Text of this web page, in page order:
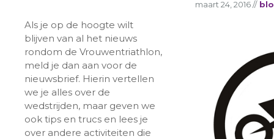
Als je op de hoogte wilt
blijven van al het nieuws
rondom de Vrouwentriathlon,
meld je dan aan voor de
nieuwsbrief. Hierin vertellen
we je alles over de
wedstrijden, maar geven we
ook tips en trucs en lees je
over andere activiteiten die
maart 24, 2016 //